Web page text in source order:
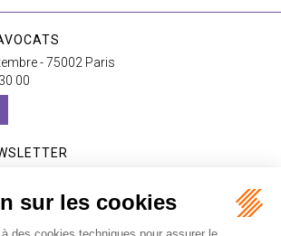
- 75002 Paris
00
Je m'inscris